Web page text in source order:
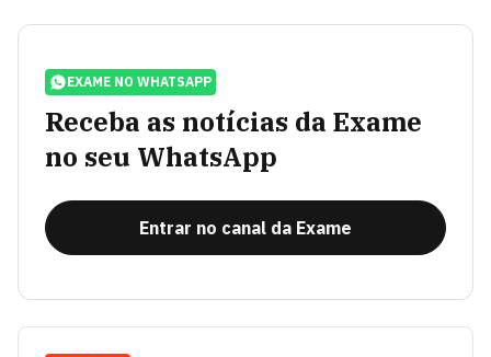
EXAME NO WHATSAPP
Receba as notícias da Exame
no seu WhatsApp
Entrar no canal da Exame